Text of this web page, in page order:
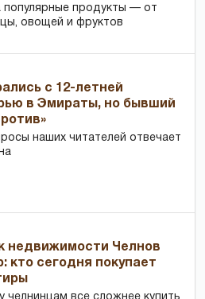
популярные продукты — от
овощей и фруктов
с 12-летней
в Эмираты, но бывший
наших читателей отвечает
недвижимости Челнов
кто сегодня покупает
челнинцам все сложнее купить